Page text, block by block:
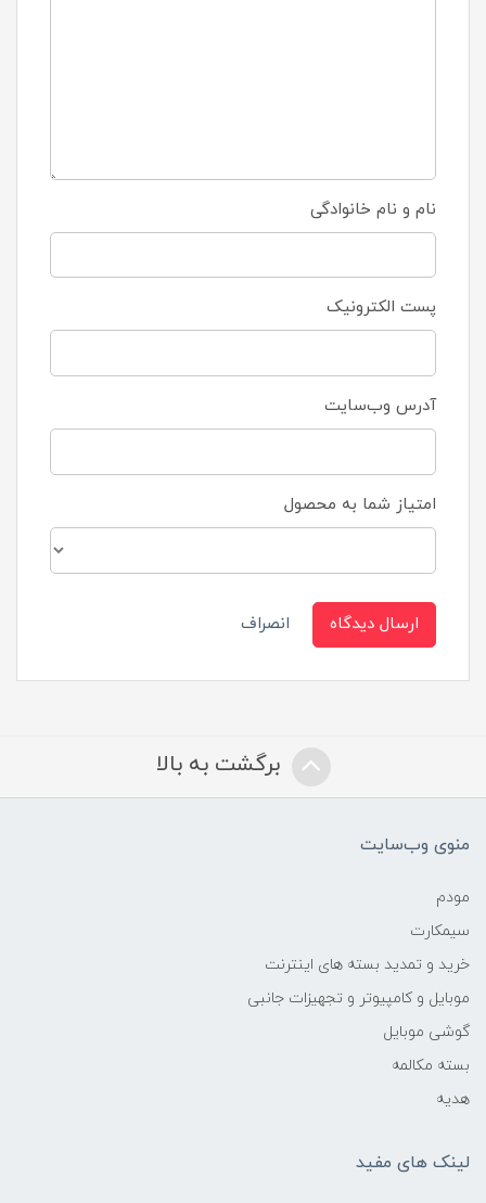
نام و نام خانوادگی
پست الکترونیک
آدرس وب‌سایت
امتیاز شما به محصول
ارسال دیدگاه انصراف
برگشت به بالا
منوی وب‌سایت
مودم
سیمکارت
خرید و تمدید بسته های اینترنت
موبایل و کامپیوتر و تجهیزات جانبی
گوشی موبایل
بسته مکالمه
هدیه
لینک های مفید